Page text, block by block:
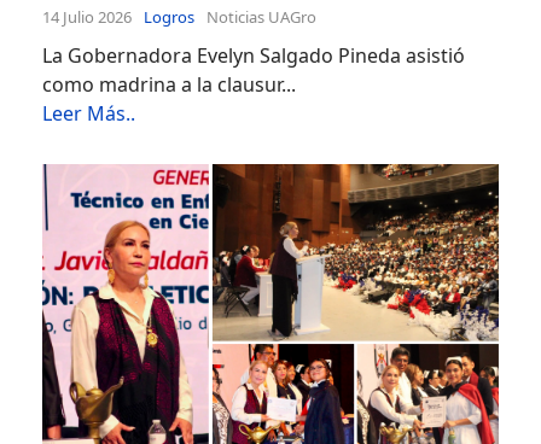
14 Julio 2026 Logros Noticias UAGro
La Gobernadora Evelyn Salgado Pineda asistió
como madrina a la clausur...
Leer Más..